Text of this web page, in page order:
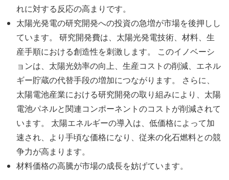
れに対する反応の高まりです。
太陽光発電の研究開発への投資の急増が市場を後押しし
ています。 研究開発費は、太陽光発電技術、材料、生
産手順における創造性を刺激します。 このイノベーシ
ョンは、太陽光効率の向上、生産コストの削減、エネル
ギー貯蔵の代替手段の増加につながります。 さらに、
太陽電池産業における研究開発の取り組みにより、太陽
電池パネルと関連コンポーネントのコストが削減されて
います。 太陽エネルギーの導入は、低価格によって加
速され、より手頃な価格になり、従来の化石燃料との競
争力が高まります。
材料価格の高騰が市場の成長を妨げています。